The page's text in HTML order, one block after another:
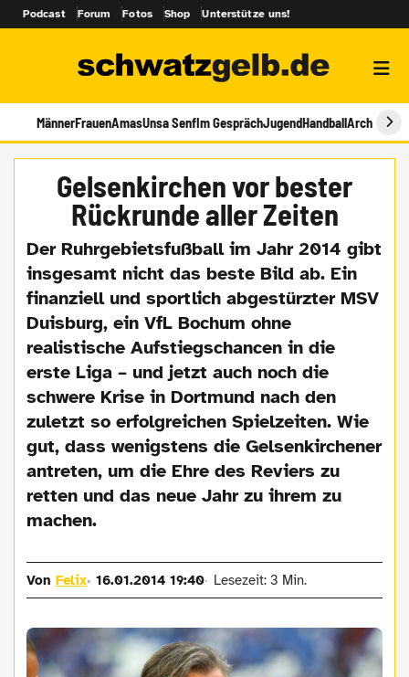
Podcast Forum Fotos Shop Unterstütze uns!
MännerFrauenAmasUnsa SenfIm GesprächJugendHandballArchiv
Gelsenkirchen vor bester
Rückrunde aller Zeiten
Der Ruhrgebietsfußball im Jahr 2014 gibt
insgesamt nicht das beste Bild ab. Ein
finanziell und sportlich abgestürzter MSV
Duisburg, ein VfL Bochum ohne
realistische Aufstiegschancen in die
erste Liga – und jetzt auch noch die
schwere Krise in Dortmund nach den
zuletzt so erfolgreichen Spielzeiten. Wie
gut, dass wenigstens die Gelsenkirchener
antreten, um die Ehre des Reviers zu
retten und das neue Jahr zu ihrem zu
machen.
VonFelix 16.01.2014 19:40 Lesezeit: 3 Min.